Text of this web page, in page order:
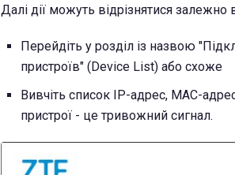
Далі дії можуть відрізнятися залежно
Перейдіть у розділ із назвою
пристроїв" (Device List) або схоже
Вивчіть список IP-адрес, MAC-
пристрої - це тривожний сигнал.